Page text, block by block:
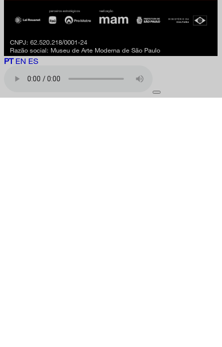
CNPJ: 62.520.218/0001-24
Razão social: Museu de Arte Moderna de São Paulo
PT EN ES